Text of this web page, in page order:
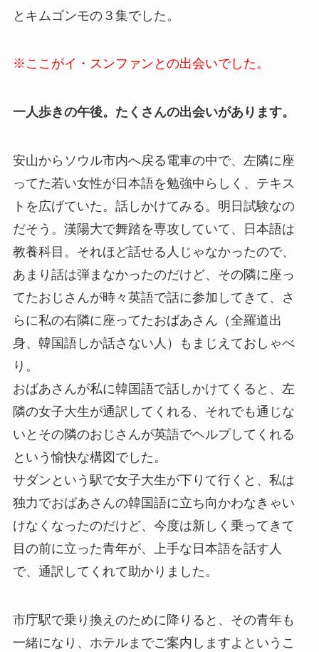
とキムゴンモの３集でした。
※ここがイ・スンファンとの出会いでした。
一人歩きの午後。たくさんの出会いがあります。
安山からソウル市内へ戻る電車の中で、左隣に座
ってた若い女性が日本語を勉強中らしく、テキス
トを広げていた。話しかけてみる。明日試験なの
だそう。漢陽大で舞踏を専攻していて、日本語は
教養科目。それほど話せる人じゃなかったので、
あまり話は弾まなかったのだけど、その隣に座っ
てたおじさんが時々英語で話に参加してきて、さ
らに私の右隣に座ってたおばあさん（全羅道出
身、韓国語しか話さない人）もまじえておしゃべ
り。
おばあさんが私に韓国語で話しかけてくると、左
隣の女子大生が通訳してくれる、それでも通じな
いとその隣のおじさんが英語でヘルプしてくれる
という愉快な構図でした。
サダンという駅で女子大生が下りて行くと、私は
独力でおばあさんの韓国語に立ち向かわなきゃい
けなくなったのだけど、今度は新しく乗ってきて
目の前に立った青年が、上手な日本語を話す人
で、通訳してくれて助かりました。
市庁駅で乗り換えのために降りると、その青年も
一緒になり、ホテルまでご案内しますよというこ